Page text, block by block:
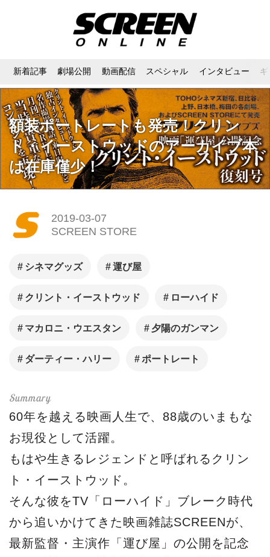
新着記事 劇場公開 動画配信 スペシャル インタビュー
額装ポートレートも発売！クリン
ト・イーストウッドのアーカイブ本
は在庫僅少！
2019-03-07
SCREEN STORE
シネマグッズ 運び屋
クリント・イーストウッド ローハイド
マカロニ・ウエスタン 夕陽のガンマン
ダーティー・ハリー ポートレート
60年を越える映画人生で、88歳のいまもな
お現役として活躍。
もはや生きるレジェンドと呼ばれるクリン
ト・イーストウッド。
そんな彼をTV「ローハイド」ブレーク時代
から追いかけてきた映画雑誌SCREENが、
最新監督・主演作「運び屋」の公開を記念